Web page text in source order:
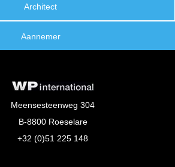
Architect
Aannemer
Meensesteenweg 304
B-8800 Roeselare
+32 (0)51 225 148